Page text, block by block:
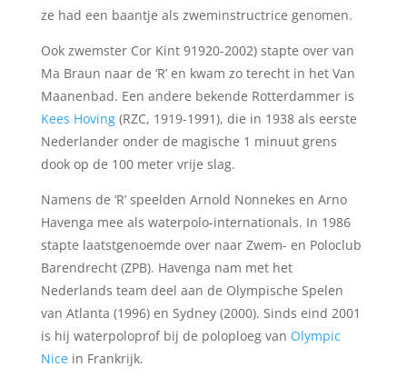
ze had een baantje als zweminstructrice genomen.
Ook zwemster Cor Kint 91920-2002) stapte over van
Ma Braun naar de ‘R’ en kwam zo terecht in het Van
Maanenbad. Een andere bekende Rotterdammer is
Kees Hoving(RZC, 1919-1991), die in 1938 als eerste
Nederlander onder de magische 1 minuut grens
dook op de 100 meter vrije slag.
Namens de ‘R’ speelden Arnold Nonnekes en Arno
Havenga mee als waterpolo-internationals. In 1986
stapte laatstgenoemde over naar Zwem- en Poloclub
Barendrecht (ZPB). Havenga nam met het
Nederlands team deel aan de Olympische Spelen
van Atlanta (1996) en Sydney (2000). Sinds eind 2001
is hij waterpoloprof bij de poloploeg van Olympic
Nicein Frankrijk.